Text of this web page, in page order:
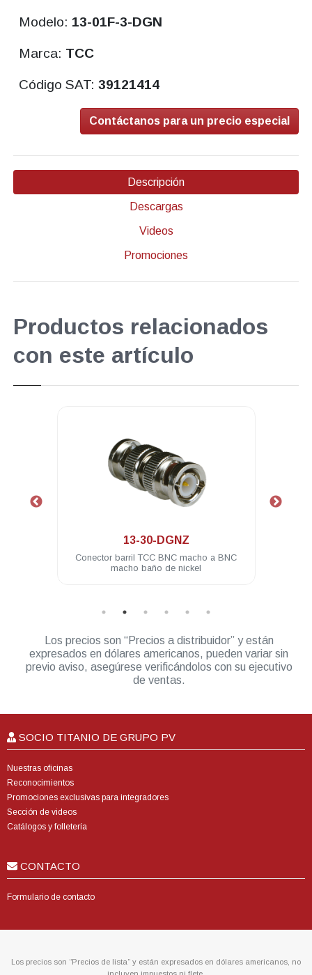
Modelo: 13-01F-3-DGN
Marca: TCC
Código SAT:39121414
Contáctanos para un precio especial
Descripción
Descargas
Videos
Promociones
Productos relacionados
con este artículo
13-30-DGNZ
Conector barril TCC BNC macho a BNC
macho baño de nickel
Los precios son “Precios a distribuidor” y están
expresados en dólares americanos, pueden variar sin
previo aviso, asegúrese verificándolos con su ejecutivo
de ventas.
SOCIO TITANIO DE GRUPO PV
Nuestras oficinas
Reconocimientos
Promociones exclusivas para integradores
Sección de videos
Catálogos y folletería
CONTACTO
Formulario de contacto
Los precios son “Precios de lista” y están expresados en dólares americanos, no